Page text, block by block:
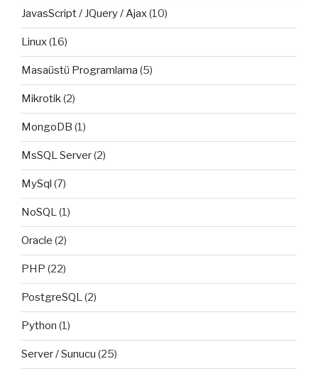
JavasScript / JQuery / Ajax(10)
Linux(16)
Masaüstü Programlama (5)
Mikrotik(2)
MongoDB (1)
MsSQL Server(2)
MySql (7)
NoSQL(1)
Oracle (2)
PHP (22)
PostgreSQL(2)
Python (1)
Server / Sunucu (25)